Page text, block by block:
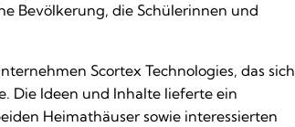
Bevölkerung, die Schülerinnen und
Scortex Technologies, das sich
Die Ideen und Inhalte lieferte ein
Heimathäuser sowie interessierten